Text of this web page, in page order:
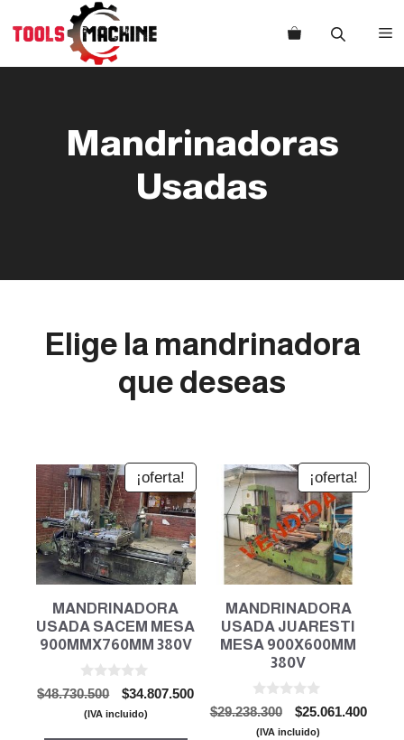
Mandrinadoras
Usadas
Elige la mandrinadora
que deseas
¡oferta!
MANDRINADORA
USADA SACEM MESA
900MMX760MM 380V
0
d
e
$48.730.500
El
precio
$34.807.500El
precio
(IVA incluido)
¡oferta!
MANDRINADORA
USADA JUARESTI
MESA 900X600MM
380V
0
d
e
$29.238.300
El
precio
$25.061.400El
(IVA incluido)